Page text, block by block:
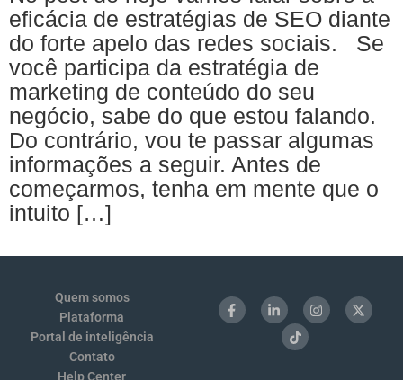
eficácia de estratégias de SEO diante
do forte apelo das redes sociais. Se
você participa da estratégia de
marketing de conteúdo do seu
negócio, sabe do que estou falando.
Do contrário, vou te passar algumas
informações a seguir. Antes de
começarmos, tenha em mente que o
intuito […]
Quem somos
Plataforma
Portal de inteligência
Contato
Help Center